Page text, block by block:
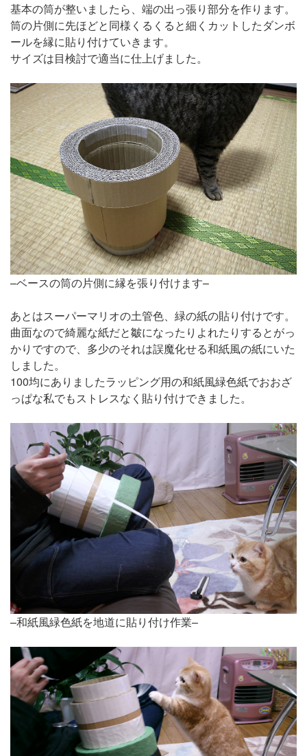
基本の筒が整いましたら、端の出っ張り部分を作ります。
筒の片側に先ほどと同様くるくると細くカットしたダンボ
ールを縁に貼り付けていきます。
サイズは目検討で適当に仕上げました。
–ベースの筒の片側に縁を張り付けます–
あとはスーパーマリオの土管色、緑の紙の貼り付けです。
曲面なので綺麗な紙だと皺になったりよれたりするとがっ
かりですので、多少のそれは誤魔化せる和紙風の紙にいた
しました。
100均にありましたラッピング用の和紙風緑色紙でおおざ
っぱな私でもストレスなく貼り付けできました。
–和紙風緑色紙を地道に貼り付け作業–